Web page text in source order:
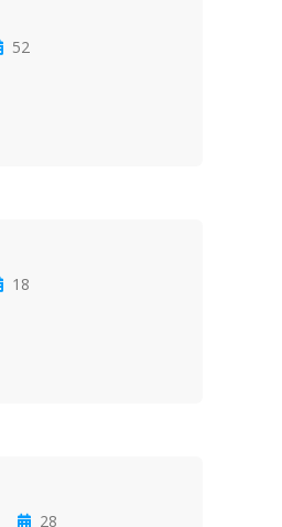
52
18
28